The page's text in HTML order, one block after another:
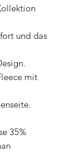
und das
mit
35%